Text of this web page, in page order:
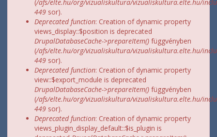
(/afs/elte.hu/org/vizualiskultura/vizualiskultura.elte.hu/
449 sor).
Deprecated function: Creation of dynamic property
views_display::$position is deprecated
DrupalDatabaseCache->prepareItem() függvényben
(/afs/elte.hu/org/vizualiskultura/vizualiskultura.elte.hu/
449 sor).
Deprecated function: Creation of dynamic property
view::$export_module is deprecated
DrupalDatabaseCache->prepareItem() függvényben
(/afs/elte.hu/org/vizualiskultura/vizualiskultura.elte.hu/
449 sor).
Deprecated function: Creation of dynamic property
views_plugin_display_default::$is_plugin is